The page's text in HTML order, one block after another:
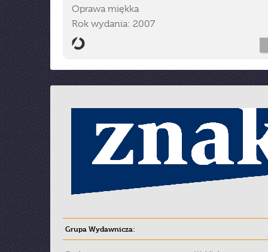
Oprawa miękka
Rok wydania: 2007
Grupa Wydawnicza: